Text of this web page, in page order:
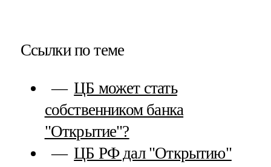
Ссылки по теме
ЦБ может стать
собственником банка
"Открытие"?
ЦБ РФ дал "Открытию"